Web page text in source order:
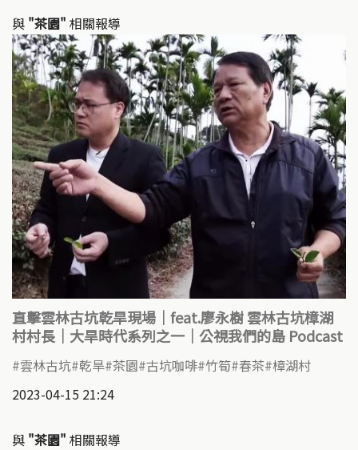
k o
k
與 "茶園" 相關報導
直擊雲林古坑乾旱現場｜feat.廖永樹 雲林古坑樟湖
村村長｜大旱時代系列之一｜公視我們的島 Podcast
雲林古坑 乾旱 茶園 古坑咖啡 竹筍 春茶 樟湖村
2023-04-15 21:24
與 "茶園" 相關報導